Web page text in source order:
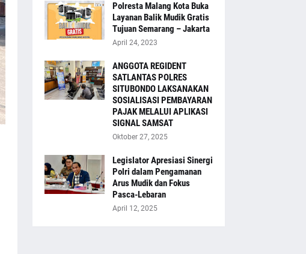
Polresta Malang Kota Buka
Layanan Balik Mudik Gratis
Tujuan Semarang – Jakarta
April 24, 2023
ANGGOTA REGIDENT
SATLANTAS POLRES
SITUBONDO LAKSANAKAN
SOSIALISASI PEMBAYARAN
PAJAK MELALUI APLIKASI
SIGNAL SAMSAT
Oktober 27, 2025
Legislator Apresiasi Sinergi
Polri dalam Pengamanan
Arus Mudik dan Fokus
Pasca-Lebaran
April 12, 2025